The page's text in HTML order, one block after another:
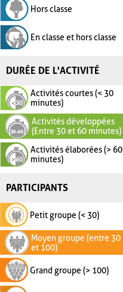
Hors classe
En classe et hors classe
DURÉE DE L'ACTIVITÉ
Activités courtes (< 30
minutes)
Activités développées
(Entre 30 et 60 minutes)
Activités élaborées (> 60
minutes)
PARTICIPANTS
Petit groupe (< 30)
Moyen groupe (entre 30
et 100)
Grand groupe (> 100)